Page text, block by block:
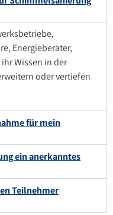
Energieberater,
Wissen in der
oder vertiefen
für mein
ein anerkanntes
Teilnehmer